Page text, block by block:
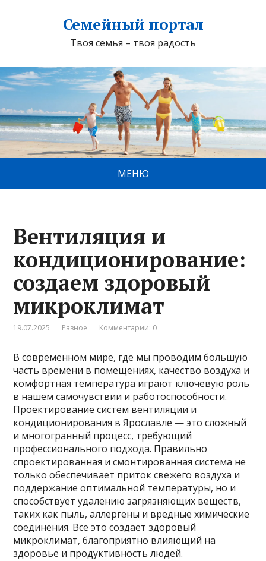
Семейный портал
Твоя семья – твоя радость
МЕНЮ
Вентиляция и
кондиционирование:
создаем здоровый
микроклимат
19.07.2025 Разное Комментарии: 0
В современном мире, где мы проводим большую
часть времени в помещениях, качество воздуха и
комфортная температура играют ключевую роль
в нашем самочувствии и работоспособности.
Проектирование систем вентиляции и
кондиционирования в Ярославле — это сложный
и многогранный процесс, требующий
профессионального подхода. Правильно
спроектированная и смонтированная система не
только обеспечивает приток свежего воздуха и
поддержание оптимальной температуры, но и
способствует удалению загрязняющих веществ,
таких как пыль, аллергены и вредные химические
соединения. Все это создает здоровый
микроклимат, благоприятно влияющий на
здоровье и продуктивность людей.